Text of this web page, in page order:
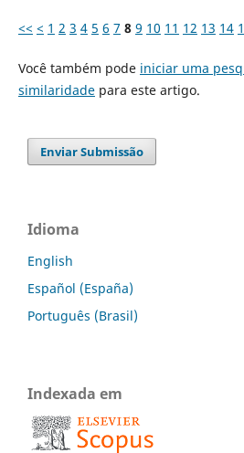
<< < 1 2 3 4 5 6 7 8 9 10 11 12 13 14
Você também pode iniciar uma
similaridadepara este artigo.
Enviar Submissão
Idioma
English
Español (España)
Português (Brasil)
Indexada em